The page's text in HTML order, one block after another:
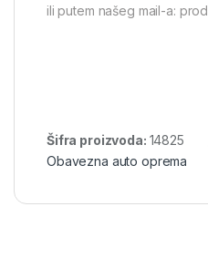
ili putem našeg mail-a:
Šifra proizvoda: 14825
Obavezna auto oprema